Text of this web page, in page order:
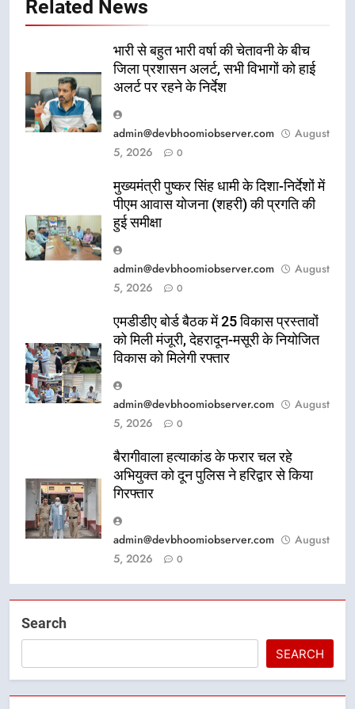
Related News
भारी से बहुत भारी वर्षा की चेतावनी के बीच
जिला प्रशासन अलर्ट, सभी विभागों को हाई
अलर्ट पर रहने के निर्देश
admin@devbhoomiobserver.com
August
5, 2026
0
मुख्यमंत्री पुष्कर सिंह धामी के दिशा-निर्देशों में
पीएम आवास योजना (शहरी) की प्रगति की
हुई समीक्षा
admin@devbhoomiobserver.com
August
5, 2026
0
एमडीडीए बोर्ड बैठक में 25 विकास प्रस्तावों
को मिली मंजूरी, देहरादून-मसूरी के नियोजित
विकास को मिलेगी रफ्तार
admin@devbhoomiobserver.com
August
5, 2026
0
बैरागीवाला हत्याकांड के फरार चल रहे
अभियुक्त को दून पुलिस ने हरिद्वार से किया
गिरफ्तार
admin@devbhoomiobserver.com
August
5, 2026
0
Search
SEARCH